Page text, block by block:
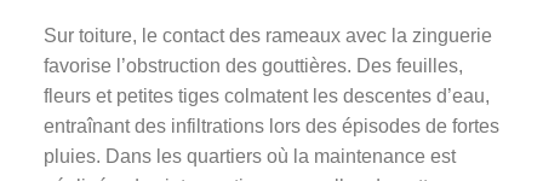
Sur toiture, le contact des rameaux avec la zinguerie
favorise l’obstruction des gouttières. Des feuilles,
fleurs et petites tiges colmatent les descentes d’eau,
entraînant des infiltrations lors des épisodes de fortes
pluies. Dans les quartiers où la maintenance est